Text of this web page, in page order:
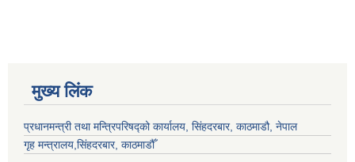
मुख्य लिंक
प्रधानमन्त्री तथा मन्त्रिपरिषद्को कार्यालय, सिंहदरबार, काठमाडौ, नेपाल
गृह मन्त्रालय,सिंहदरबार, काठमाडौँ